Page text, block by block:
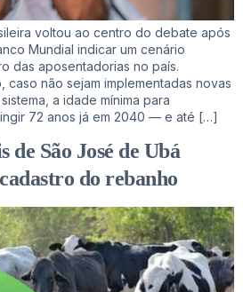
voltou ao centro do debate após
Mundial indicar um cenário
das aposentadorias no país.
caso não sejam implementadas novas
a idade mínima para
72 anos já em 2040 — e até […]
São José de Ubá
do rebanho